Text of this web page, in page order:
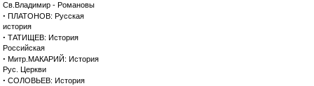
Св.Владимир - Романовы
· ПЛАТОНОВ: Русская
история
· ТАТИЩЕВ: История
Российская
· Митр.МАКАРИЙ: История
Рус. Церкви
· СОЛОВЬЕВ: История